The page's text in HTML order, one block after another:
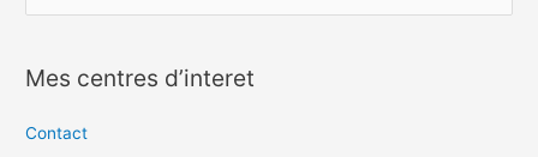
h
e
Mes centres d’interet
Contact